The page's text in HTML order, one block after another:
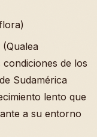
de los
Sudamérica
lento que
a su entorno